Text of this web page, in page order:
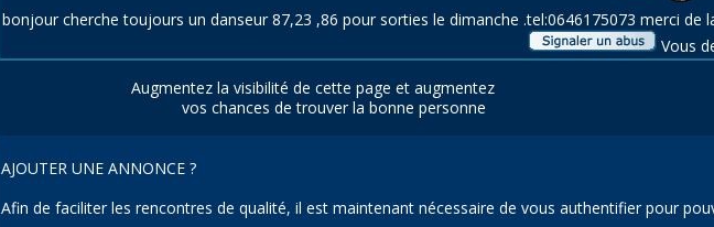
bonjour cherche toujours un danseur 87,23 ,86 pour sorties le dimanche .tel:0646175073 merci de
Vous
Augmentez la visibilité de cette page et augmentez
vos chances de trouver la bonne personne
AJOUTER UNE ANNONCE ?
Afin de faciliter les rencontres de qualité, il est maintenant nécessaire de vous authentifier pour